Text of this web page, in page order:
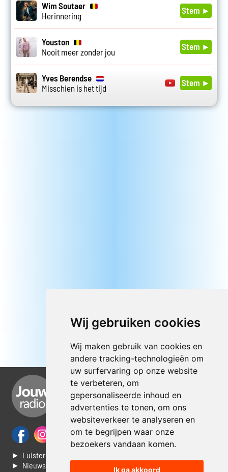
Wij gebruiken cookies
Wij maken gebruik van cookies en
andere tracking-technologieën om
uw surfervaring op onze website
te verbeteren, om
gepersonaliseerde inhoud en
advertenties te tonen, om ons
websiteverkeer te analyseren en
om te begrijpen waar onze
bezoekers vandaan komen.
Ik ga akkoord
Wim Soutaer
Herinnering
Stem ►
Youston
Nooit meer zonder jou
Stem ►
Yves Berendse
Misschien is het tijd
Stem ►
► Luisteren naar Jouwradio
► Nieuws